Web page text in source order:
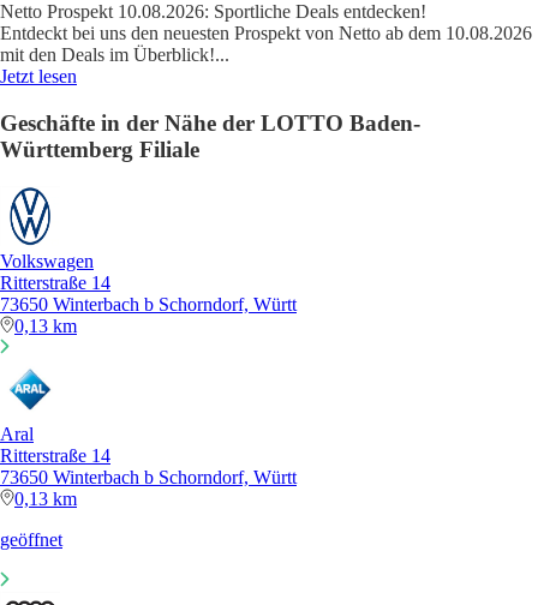
Netto Prospekt 10.08.2026: Sportliche Deals entdecken!
Entdeckt bei uns den neuesten Prospekt von Netto ab dem 10.08.2026
mit den Deals im Überblick!...
Jetzt lesen
Geschäfte in der Nähe der LOTTO Baden-
Württemberg Filiale
Volkswagen
Ritterstraße 14
73650 Winterbach b Schorndorf, Württ
0,13 km
Aral
Ritterstraße 14
73650 Winterbach b Schorndorf, Württ
0,13 km
geöffnet